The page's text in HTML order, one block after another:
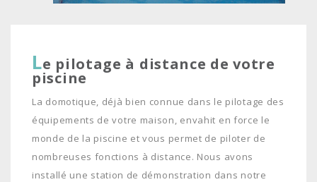
Le pilotage à distance de votre
piscine
La domotique, déjà bien connue dans le pilotage des
équipements de votre maison, envahit en force le
monde de la piscine et vous permet de piloter de
nombreuses fonctions à distance. Nous avons
installé une station de démonstration dans notre